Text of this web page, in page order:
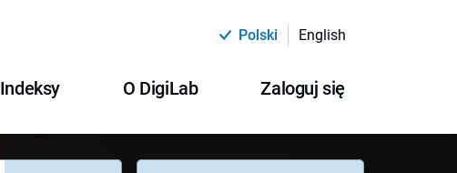
Polski English
Indeksy O DigiLab Zaloguj się